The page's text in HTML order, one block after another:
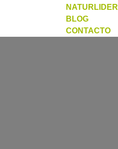
NATURLIDER
BLOG
CONTACTO